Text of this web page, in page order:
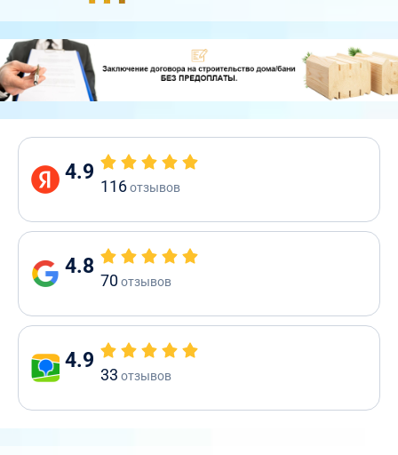
4.9
116отзывов
4.8
70отзывов
4.9
33 отзывов